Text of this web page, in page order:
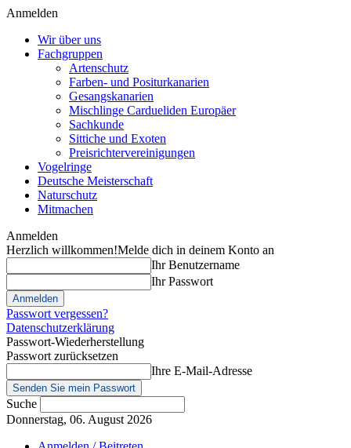
Anmelden
Wir über uns
Fachgruppen
Artenschutz
Farben- und Positurkanarien
Gesangskanarien
Mischlinge Cardueliden Europäer
Sachkunde
Sittiche und Exoten
Preisrichtervereinigungen
Vogelringe
Deutsche Meisterschaft
Naturschutz
Mitmachen
Anmelden
Herzlich willkommen!Melde dich in deinem Konto an
Ihr Benutzername
Ihr Passwort
Passwort vergessen?
Datenschutzerklärung
Passwort-Wiederherstellung
Passwort zurücksetzen
Ihre E-Mail-Adresse
Suche
Donnerstag, 06. August 2026